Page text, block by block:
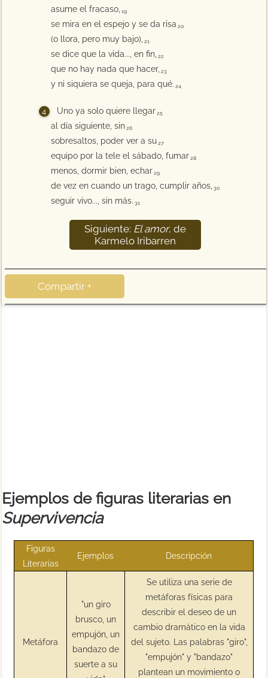
asume el fracaso, 19
se mira en el espejo y se da risa 20
(o llora, pero muy bajo), 21
se dice que la vida..., en fin, 22
que no hay nada que hacer, 23
y ni siquiera se queja, para qué. 24
Uno ya solo quiere llegar 25
al día siguiente, sin 26
sobresaltos, poder ver a su 27
equipo por la tele el sábado, fumar 28
menos, dormir bien, echar 29
de vez en cuando un trago, cumplir años, 30
seguir vivo..., sin más. 31
Siguiente: El amor, de
Karmelo Iribarren
Compartir +
Ejemplos de figuras literarias en
Supervivencia
Figuras
Literarias
Ejemplos Descripción
Metáfora
"un giro
brusco, un
empujón, un
bandazo de
suerte a su
Se utiliza una serie de
metáforas físicas para
describir el deseo de un
cambio dramático en la vida
del sujeto. Las palabras "giro",
"empujón" y "bandazo"
plantean un movimiento o